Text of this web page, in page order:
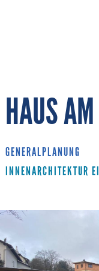
HAUS
GENERALPLANUNG
INNENARCHITEKTUR